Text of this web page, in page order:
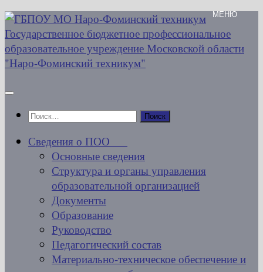
Перейти
к
содержимому
Найти:
Сведения о ПОО
Основные сведения
Структура и органы управления
образовательной организацией
Документы
Образование
Руководство
Педагогический состав
Материально-техническое обеспечение и